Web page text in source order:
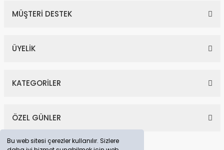
Bu web sitesi çerezler kullanılır. Sizlere
MÜŞTERİ DESTEK
ÜYELİK
KATEGORİLER
ÖZEL GÜNLER